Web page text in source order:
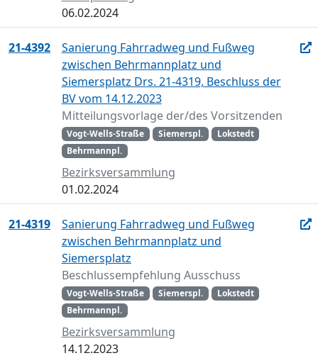
06.02.2024
21-4392
Sanierung Fahrradweg und Fußweg
zwischen Behrmannplatz und
Siemersplatz Drs. 21-4319, Beschluss der
BV vom 14.12.2023
Mitteilungsvorlage der/des Vorsitzenden
Vogt-Wells-Straße Siemerspl.
Lokstedt
Behrmannpl.
Bezirksversammlung
01.02.2024
21-4319
Sanierung Fahrradweg und Fußweg
zwischen Behrmannplatz und
Siemersplatz
Beschlussempfehlung Ausschuss
Vogt-Wells-Straße Siemerspl.
Lokstedt
Behrmannpl.
Bezirksversammlung
14.12.2023